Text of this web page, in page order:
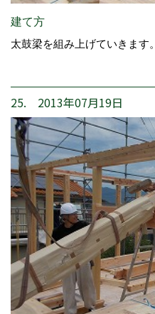
建て方
太鼓梁を組み上げていきます。
25. 2013年07月19日